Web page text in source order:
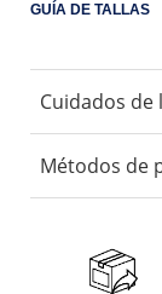
GUÍA DE TALLAS
Cuidados de
No usar
Secarlo en
Métodos de
Aceptamos